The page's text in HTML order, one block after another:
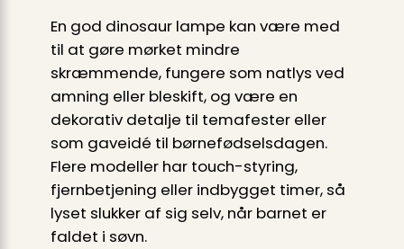
En god dinosaur lampe kan være med
til at gøre mørket mindre
skræmmende, fungere som natlys ved
amning eller bleskift, og være en
dekorativ detalje til temafester eller
som gaveidé til børnefødselsdagen.
Flere modeller har touch-styring,
fjernbetjening eller indbygget timer, så
lyset slukker af sig selv, når barnet er
faldet i søvn.